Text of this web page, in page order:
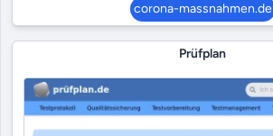
corona-massnahmen.de
Prüfplan